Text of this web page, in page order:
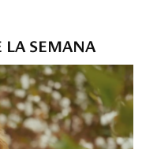
LA SEMANA